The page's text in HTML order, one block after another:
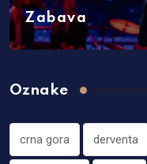
Zabava
Oznake
crna gora derventa